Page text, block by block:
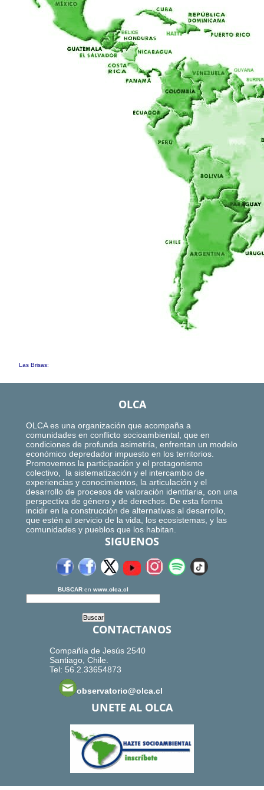
Las Brisas:
OLCA
OLCA es una organización que acompaña a
comunidades en conflicto socioambiental, que en
condiciones de profunda asimetría, enfrentan un modelo
económico depredador impuesto en los territorios.
Promovemos la participación y el protagonismo
colectivo, la sistematización y el intercambio de
experiencias y conocimientos, la articulación y el
desarrollo de procesos de valoración identitaria, con una
perspectiva de género y de derechos. De esta forma
incidir en la construcción de alternativas al desarrollo,
que estén al servicio de la vida, los ecosistemas, y las
comunidades y pueblos que los habitan.
SIGUENOS
BUSCAR en www.olca.cl
CONTACTANOS
Compañía de Jesús 2540
Santiago, Chile.
Tel: 56.2.33654873
observatorio@olca.cl
UNETE AL OLCA